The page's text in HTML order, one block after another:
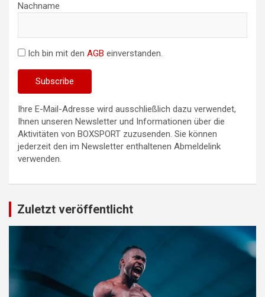
Nachname
Ich bin mit den AGB einverstanden.
Ihre E-Mail-Adresse wird ausschließlich dazu verwendet,
Ihnen unseren Newsletter und Informationen über die
Aktivitäten von BOXSPORT zuzusenden. Sie können
jederzeit den im Newsletter enthaltenen Abmeldelink
verwenden.
Zuletzt veröffentlicht